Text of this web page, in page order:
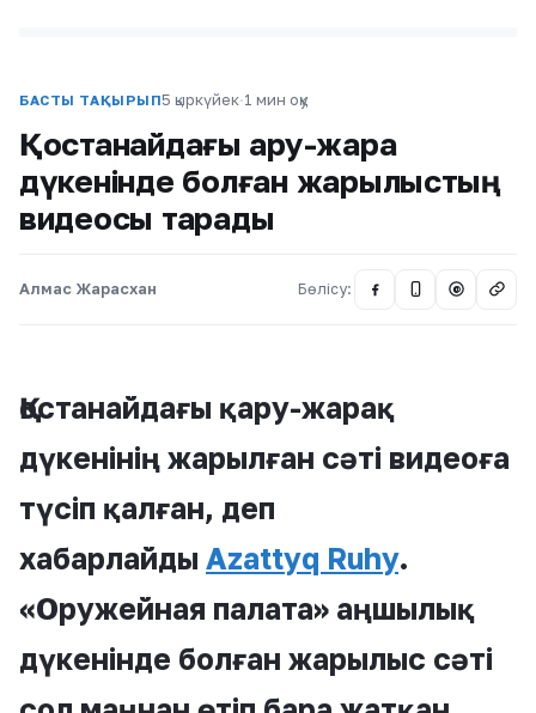
БАСТЫ ТАҚЫРЫП5 қыркүйек·1 мин оқу
Қостанайдағы қару-жарақ
дүкенінде болған жарылыстың
видеосы тарады
Алмас Жарасхан Бөлісу: @
Қостанайдағы қару-жарақ
дүкенінің жарылған сәті видеоға
түсіп қалған, деп
хабарлайды Azattyq Ruhy.
«Оружейная палата» аңшылық
дүкенінде болған жарылыс сәті